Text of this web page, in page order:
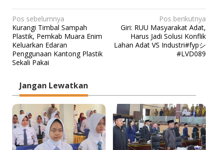
N
a
v
i
a
s
i
p
o
Pos sebelumnya
Kurangi Timbal Sampah
Plastik, Pemkab Muara Enim
Keluarkan Edaran
Penggunaan Kantong Plastik
Sekali Pakai
Pos berikutnya
Giri: RUU Masyarakat Adat,
Harus Jadi Solusi Konflik
Lahan Adat VS Industri#fypシ
#LVD089
Jangan Lewatkan